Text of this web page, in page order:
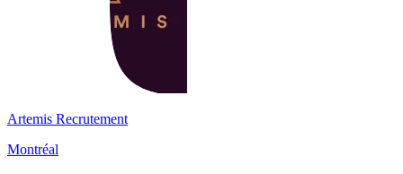
Artemis Recrutement
Montréal